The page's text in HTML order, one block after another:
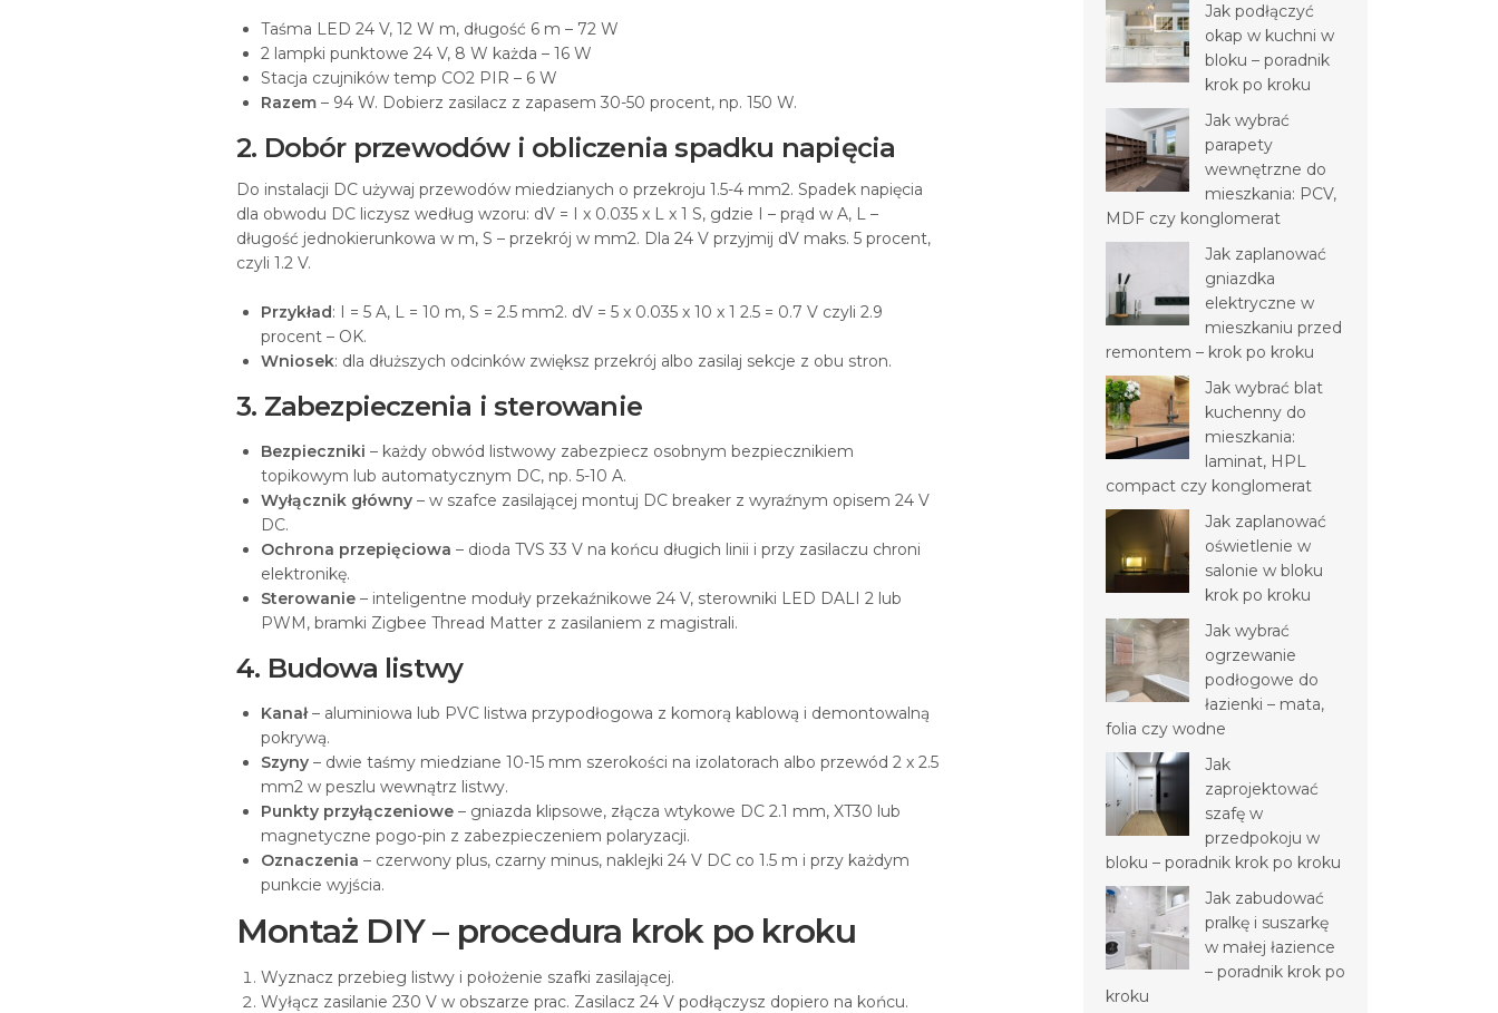
Taśma LED 24 V, 12 W m, długość 6 m – 72 W
2 lampki punktowe 24 V, 8 W każda – 16 W
Stacja czujników temp CO2 PIR – 6 W
Razem – 94 W. Dobierz zasilacz z zapasem 30-50 procent, np. 150 W.
2. Dobór przewodów i obliczenia spadku napięcia
Do instalacji DC używaj przewodów miedzianych o przekroju 1.5-4 mm2. Spadek napięcia
dla obwodu DC liczysz według wzoru: dV = I x 0.035 x L x 1 S, gdzie I – prąd w A, L –
długość jednokierunkowa w m, S – przekrój w mm2. Dla 24 V przyjmij dV maks. 5 procent,
czyli 1.2 V.
Przykład: I = 5 A, L = 10 m, S = 2.5 mm2. dV = 5 x 0.035 x 10 x 1 2.5 = 0.7 V czyli 2.9
procent – OK.
Wniosek: dla dłuższych odcinków zwiększ przekrój albo zasilaj sekcje z obu stron.
3. Zabezpieczenia i sterowanie
Bezpieczniki – każdy obwód listwowy zabezpiecz osobnym bezpiecznikiem
topikowym lub automatycznym DC, np. 5-10 A.
Wyłącznik główny – w szafce zasilającej montuj DC breaker z wyraźnym opisem 24 V
DC.
Ochrona przepięciowa – dioda TVS 33 V na końcu długich linii i przy zasilaczu chroni
elektronikę.
Sterowanie – inteligentne moduły przekaźnikowe 24 V, sterowniki LED DALI 2 lub
PWM, bramki Zigbee Thread Matter z zasilaniem z magistrali.
4. Budowa listwy
Kanał– aluminiowa lub PVC listwa przypodłogowa z komorą kablową i demontowalną
pokrywą.
Szyny – dwie taśmy miedziane 10-15 mm szerokości na izolatorach albo przewód 2 x 2.5
mm2 w peszlu wewnątrz listwy.
Punkty przyłączeniowe – gniazda klipsowe, złącza wtykowe DC 2.1 mm, XT30 lub
magnetyczne pogo-pin z zabezpieczeniem polaryzacji.
Oznaczenia – czerwony plus, czarny minus, naklejki 24 V DC co 1.5 m i przy każdym
punkcie wyjścia.
Montaż DIY – procedura krok po kroku
Wyznacz przebieg listwy i położenie szafki zasilającej.
Wyłącz zasilanie 230 V w obszarze prac. Zasilacz 24 V podłączysz dopiero na końcu.
Jak podłączyć
okap w kuchni w
bloku – poradnik
krok po kroku
Jak wybrać
parapety
wewnętrzne do
mieszkania: PCV,
MDF czy konglomerat
Jak zaplanować
gniazdka
elektryczne w
mieszkaniu przed
remontem – krok po kroku
Jak wybrać blat
kuchenny do
mieszkania:
laminat, HPL
compact czy konglomerat
Jak zaplanować
oświetlenie w
salonie w bloku
krok po kroku
Jak wybrać
ogrzewanie
podłogowe do
łazienki – mata,
folia czy wodne
Jak
zaprojektować
szafę w
przedpokoju w
bloku – poradnik krok po kroku
Jak zabudować
pralkę i suszarkę
w małej łazience
– poradnik krok po
kroku